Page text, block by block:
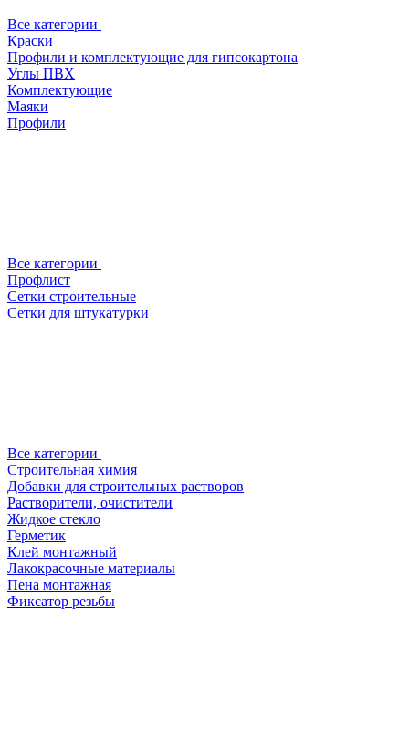
Все категории
Краски
Профили и комплектующие для гипсокартона
Углы ПВХ
Комплектующие
Маяки
Профили
Все категории
Профлист
Сетки строительные
Сетки для штукатурки
Все категории
Строительная химия
Добавки для строительных растворов
Растворители, очистители
Жидкое стекло
Герметик
Клей монтажный
Лакокрасочные материалы
Пена монтажная
Фиксатор резьбы